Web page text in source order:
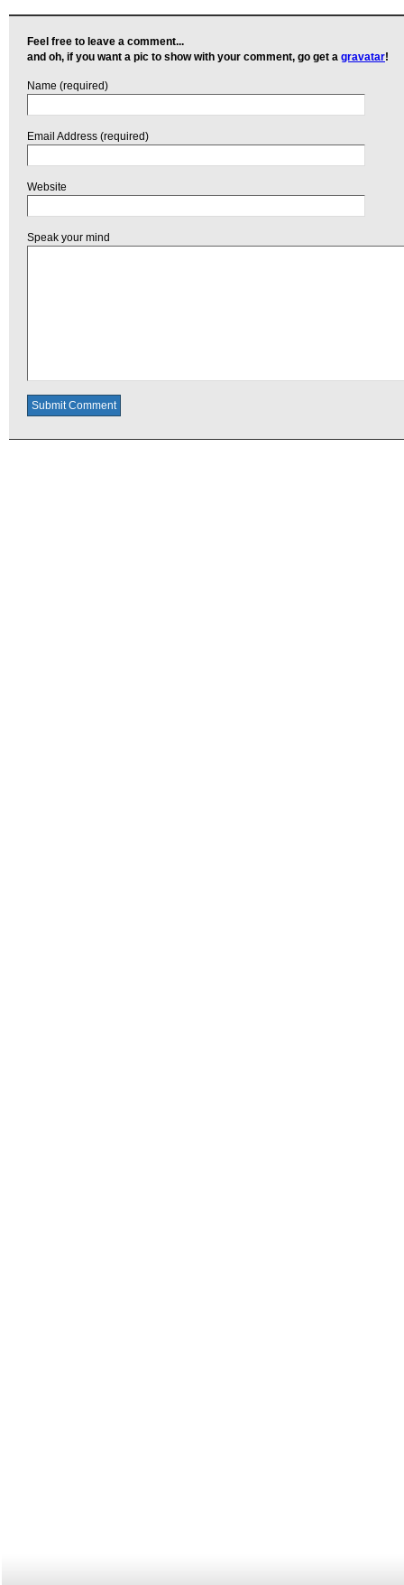
Feel free to leave a comment...
and oh, if you want a pic to show with your comment, go get a gravatar!
Name (required)
Email Address (required)
Website
Speak your mind